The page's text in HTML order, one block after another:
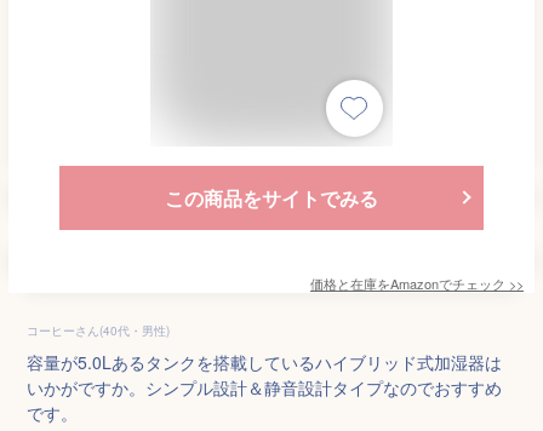
この商品をサイトでみる
価格と在庫をAmazonでチェック >>
コーヒーさん(40代・男性)
容量が5.0Lあるタンクを搭載しているハイブリッド式加湿器は
いかがですか。シンプル設計＆静音設計タイプなのでおすすめ
です。